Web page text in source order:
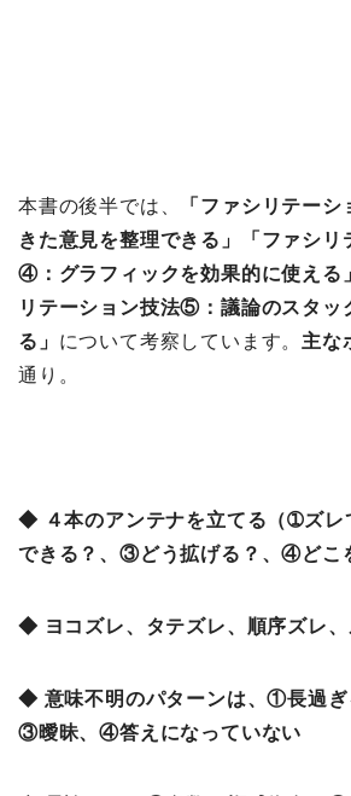
本書の後半では、 「 ファシリテー
きた意見を整理できる」「 ファシリ
④：グラフィックを効果的に使える
リテーション技法⑤：議論のスタッ
る」 について考察しています。 主な
通り。
◆ ４本のアンテナを立てる（➀ズ
できる？、③どう拡げる？、④どこ
◆ ヨコズレ、タテズレ、順序ズレ、
◆ 意味不明のパターンは、①長過ぎ
③曖昧、④答えになっていない